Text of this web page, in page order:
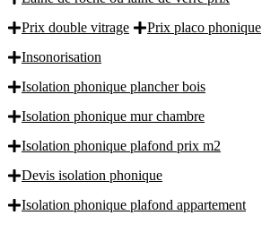
Prix double vitrage
Prix placo phonique
Insonorisation
Isolation phonique plancher bois
Isolation phonique mur chambre
Isolation phonique plafond prix m2
Devis isolation phonique
Isolation phonique plafond appartement